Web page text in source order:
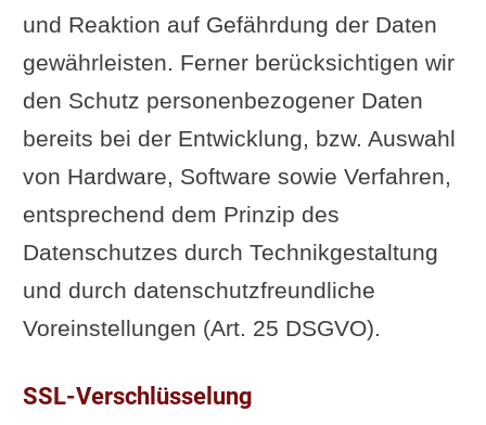
und Reaktion auf Gefährdung der Daten
gewährleisten. Ferner berücksichtigen wir
den Schutz personenbezogener Daten
bereits bei der Entwicklung, bzw. Auswahl
von Hardware, Software sowie Verfahren,
entsprechend dem Prinzip des
Datenschutzes durch Technikgestaltung
und durch datenschutzfreundliche
Voreinstellungen (Art. 25 DSGVO).
SSL-Verschlüsselung